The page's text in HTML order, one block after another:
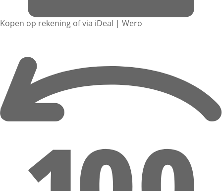
Kopen op rekening of via iDeal | Wero